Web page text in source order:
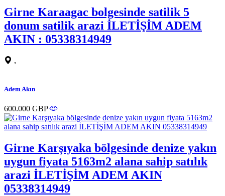
Girne Karaagac bolgesinde satilik 5
donum satilik arazi İLETİŞİM ADEM
AKIN : 05338314949
,
Adem Akın
600.000 GBP
Girne Karşıyaka bölgesinde denize yakın
uygun fiyata 5163m2 alana sahip satılık
arazi İLETİŞİM ADEM AKIN
05338314949